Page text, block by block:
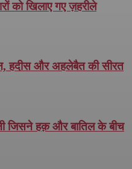
को खिलाए गए ज़हरीले
हदीस और अहलेबैत की सीरत
जिसने हक़ और बातिल के बीच